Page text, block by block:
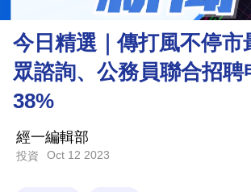
商
技
今日精選｜傳打風不停市
眾諮詢、公務員聯合招聘
38%
經一編輯部
投資 Oct 12 2023